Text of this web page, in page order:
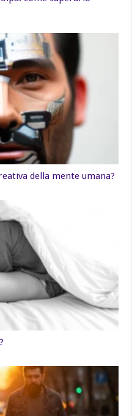
della mente umana?